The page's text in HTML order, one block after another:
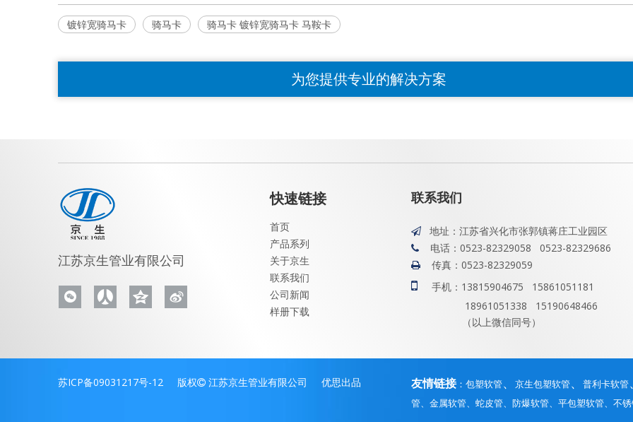
镀锌宽骑马卡 骑马卡 骑马卡 镀锌宽骑马卡 马鞍卡
为您提供专业的解决方案
江苏京生管业有限公司
快速链接
首页
产品系列
关于京生
联系我们
公司新闻
样册下载
联系我们
 地址：江苏省兴化市张郭镇蒋庄工业园区
 电话：0523-82329058 0523-82329686
 传真：0523-82329059

手机：13815904675 15861051181
18961051338 15190648466
（以上微信同号）
苏ICP备09031217号-12 版权 江苏京生管业有限公司 优思出品 友情链接： 包塑软管、 京生包塑软管、 普利卡软管
管、 金属软管、 蛇皮管、 防爆软管、平包塑软管、不